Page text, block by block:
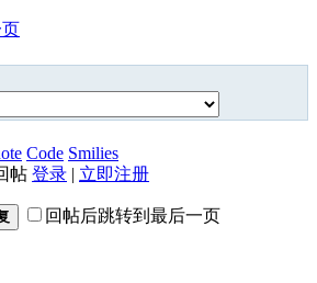
Code Smilies
帖 登录 | 立即注册
回帖后跳转到最后一页